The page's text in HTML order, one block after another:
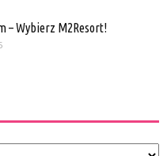
– Wybierz M2Resort!